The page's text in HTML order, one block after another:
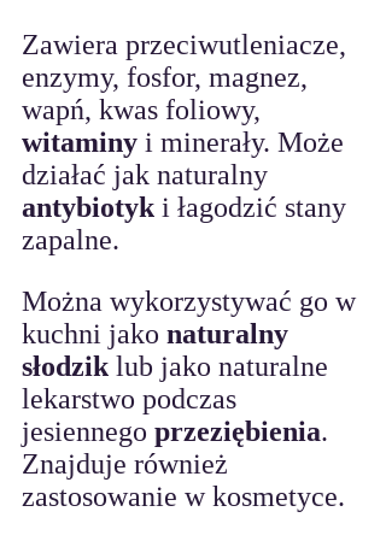
Zawiera przeciwutleniacze,
enzymy, fosfor, magnez,
wapń, kwas foliowy,
witaminy i minerały. Może
działać jak naturalny
antybiotyk i łagodzić stany
zapalne.
Można wykorzystywać go w
kuchni jako naturalny
słodzik lub jako naturalne
lekarstwo podczas
jesiennego przeziębienia.
Znajduje również
zastosowanie w kosmetyce.